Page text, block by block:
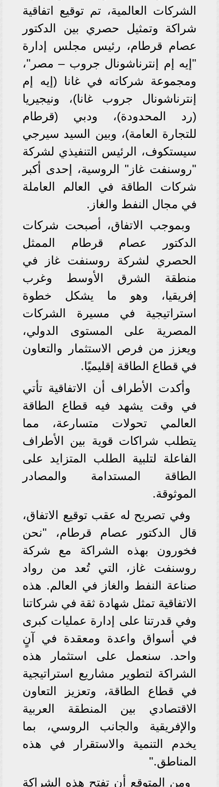
الشركات العالمية، تم توقيع اتفاقية
شراكة وتمثيل حصري بين الدكتور
عصام قرطام، رئيس مجلس إدارة
"إيه إم إنترناشونال جروب – مصر"،
ومجموعة شركاته في غانا (إيه إم
إنترناشونال جروب غانا)، ونيجيريا
(رد المحدودة)، ودبي (قرطام
للتجارة العامة)، وبين السيد سيرجي
سيستكوف، الرئيس التنفيذي لشركة
"روسنفت غاز" الروسية، إحدى أكبر
شركات الطاقة في العالم العاملة
في مجال النفط والغاز.
وبموجب الاتفاق، أصبحت شركات
الدكتور عصام قرطام الممثل
الحصري لشركة روسنفت غاز في
منطقة الشرق الأوسط وغرب
إفريقيا، وهو ما يشكل خطوة
استراتيجية في مسيرة الشركات
المصرية على المستوى الدولي،
ويعزز من فرص الاستثمار والتعاون
في قطاع الطاقة إقليميًا.
وأكدت الأطراف أن الاتفاقية تأتي
في وقت يشهد فيه قطاع الطاقة
العالمي تحولات متسارعة، مما
يتطلب شراكات قوية بين الأطراف
الفاعلة لتلبية الطلب المتزايد على
الطاقة المستدامة والمصادر
الموثوقة.
وفي تصريح له عقب توقيع الاتفاق،
قال الدكتور عصام قرطام، "نحن
فخورون بهذه الشراكة مع شركة
روسنفت غاز، التي تُعد من رواد
صناعة النفط والغاز في العالم. هذه
الاتفاقية تمثل شهادة ثقة في شركاتنا
وفي قدرتنا على إدارة عمليات كبرى
في أسواق واعدة ومعقدة في آنٍ
واحد. سنعمل على استثمار هذه
الشراكة لتطوير مشاريع استراتيجية
في قطاع الطاقة، وتعزيز التعاون
الاقتصادي بين المنطقة العربية
والإفريقية والجانب الروسي، بما
يخدم التنمية والاستقرار في هذه
المناطق."
ومن المتوقع أن تفتح هذه الشراكة